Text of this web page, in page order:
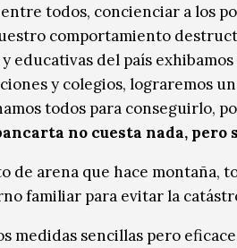
todos, concienciar a los
comportamiento
educativas del país
y colegios, lograremos
todos para conseguirlo,
no cuesta nada, pero
de arena que hace montaña,
familiar para evitar la
medidas sencillas pero